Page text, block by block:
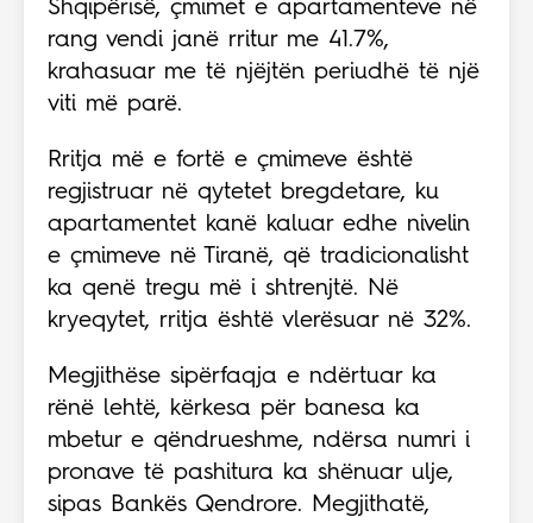
Shqipërisë, çmimet e apartamenteve në
rang vendi janë rritur me 41.7%,
krahasuar me të njëjtën periudhë të një
viti më parë.
Rritja më e fortë e çmimeve është
regjistruar në qytetet bregdetare, ku
apartamentet kanë kaluar edhe nivelin
e çmimeve në Tiranë, që tradicionalisht
ka qenë tregu më i shtrenjtë. Në
kryeqytet, rritja është vlerësuar në 32%.
Megjithëse sipërfaqja e ndërtuar ka
rënë lehtë, kërkesa për banesa ka
mbetur e qëndrueshme, ndërsa numri i
pronave të pashitura ka shënuar ulje,
sipas Bankës Qendrore. Megjithatë,